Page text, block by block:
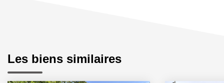
Les biens similaires